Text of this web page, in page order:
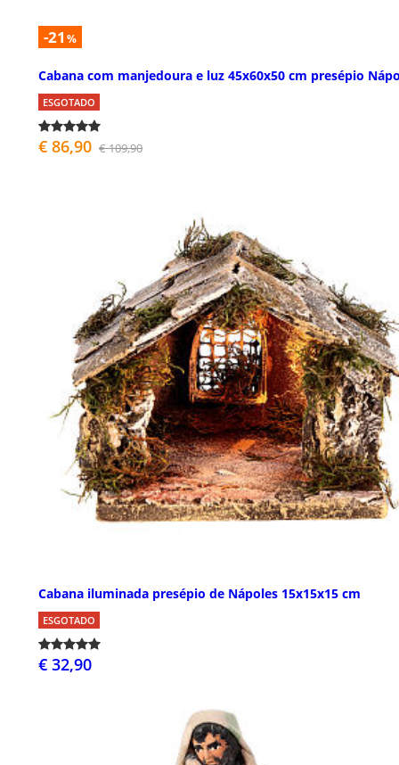
-21 %
Cabana com manjedoura e luz 45x60x50 cm presépio
ESGOTADO
€ 86,90 € 109,90
Cabana iluminada presépio de Nápoles 15x15x15 cm
ESGOTADO
€ 32,90